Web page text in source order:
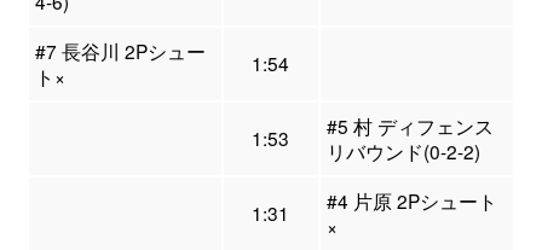
#7 長谷川 2Pシュー
ト×
1:54
1:53
#5 村 ディフェンス
リバウンド(0-2-2)
1:31
#4 片原 2Pシュート
×